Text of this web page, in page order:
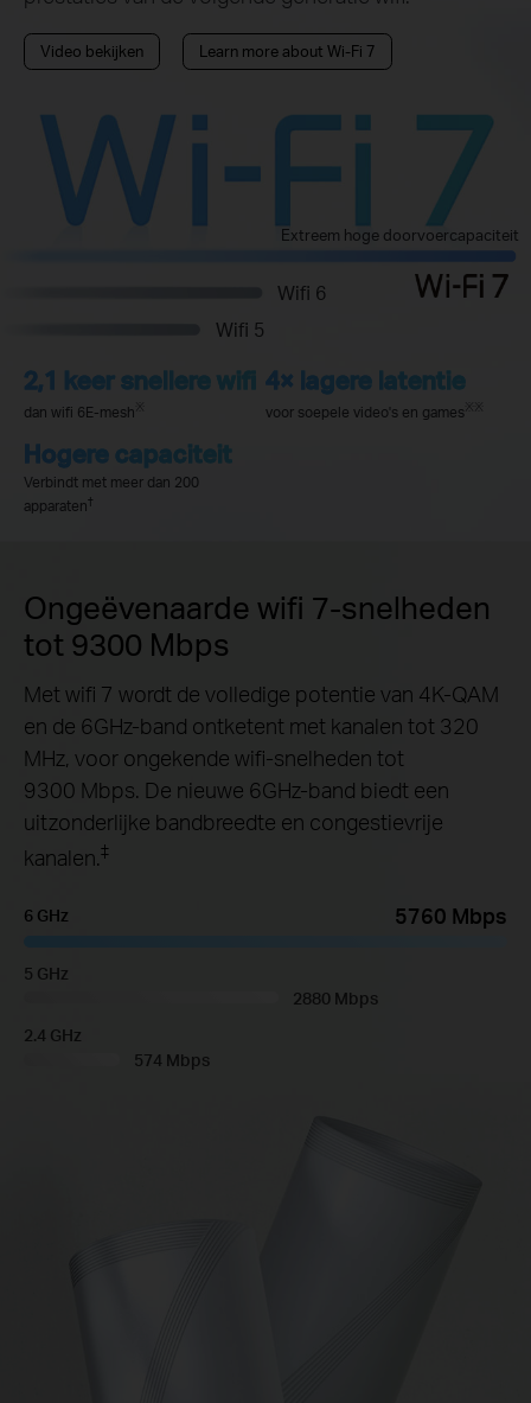
Video bekijken Learn more about Wi-Fi 7
Extreem hoge doorvoercapaciteit
Wifi 6
Wifi 5
2,1 keer snellere wifi
dan wifi 6E-mesh ※
4× lagere latentie
voor soepele video's en games ※ ※
Hogere capaciteit
Verbindt met meer dan 200
apparaten†
Ongeëvenaarde wifi 7-snelheden
tot 9300 Mbps
Met wifi 7 wordt de volledige potentie van 4K-QAM
en de 6GHz-band ontketent met kanalen tot 320
MHz, voor ongekende wifi-snelheden tot
9300 Mbps. De nieuwe 6GHz-band biedt een
uitzonderlijke bandbreedte en congestievrije
kanalen. ‡
6 GHz 5760 Mbps
5 GHz
2880 Mbps
2.4 GHz
574 Mbps